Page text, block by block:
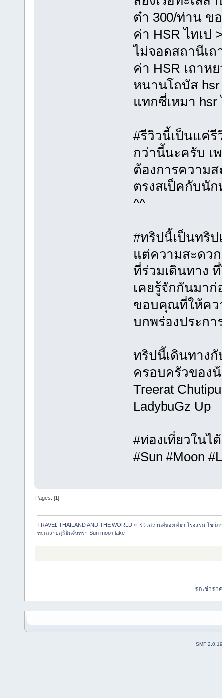
ต๋า 300/ท่าน ข
ค่า HSR ไทเป
ไม่จอดสถานีเ
ค่า HSR เถาห
หนานโถบัส hsr
แทกซี่เหมา hsr
#รีวิวนี้เป็นแค่รี
กว่านี้นะครับ เ
ต้องการความ
ตรงสเป็คกับนั
^^
#ทริปนี้เป็นทริป
แต่ความสะดว
ที่ร่วมเดินทาง
เคยรู้จักกันมา
ขอบคุณที่ให้คว
บกพร่องประก
ทริปนี้เดินทาง
ครอบครัวของ
Treerat
LadybuGz Up
#ท่องเที่ยวในไ
#Sun #Moon
Pages: [1]
TRAVEL THAILAND AND THE WORLD » รีวิวสถานที่ท่องเที่ยว โรงแรม โชว์ภ
ทะเลสาบสุริยันจันทรา Sun moon lake
รถเช่าร
SMF 2.0.19